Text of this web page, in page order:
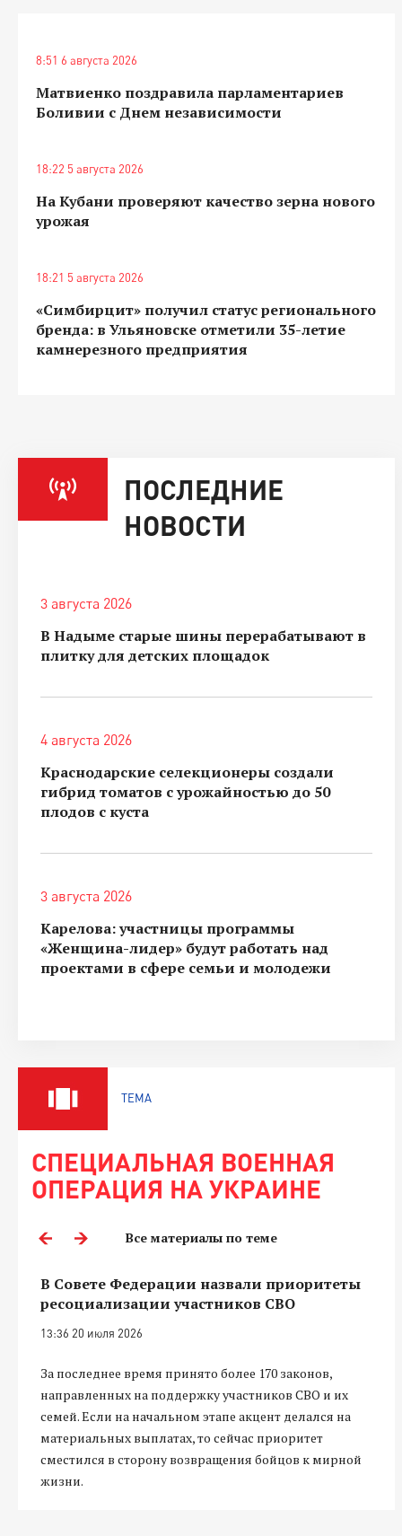
8:51 6 августа 2026
Матвиенко поздравила парламентариев
Боливии с Днем независимости
18:22 5 августа 2026
На Кубани проверяют качество зерна нового
урожая
18:21 5 августа 2026
«Симбирцит» получил статус регионального
бренда: в Ульяновске отметили 35-летие
камнерезного предприятия
ПОСЛЕДНИЕ
НОВОСТИ
3 августа 2026
В Надыме старые шины перерабатывают в
плитку для детских площадок
4 августа 2026
Краснодарские селекционеры создали
гибрид томатов с урожайностью до 50
плодов с куста
3 августа 2026
Карелова: участницы программы
«Женщина-лидер» будут работать над
проектами в сфере семьи и молодежи
ТЕМА
СПЕЦИАЛЬНАЯ ВОЕННАЯ
ОПЕРАЦИЯ НА УКРАИНЕ
Все материалы по теме
В Совете Федерации назвали приоритеты
ресоциализации участников СВО
13:36 20 июля 2026
За последнее время принято более 170 законов,
направленных на поддержку участников СВО и их
семей. Если на начальном этапе акцент делался на
материальных выплатах, то сейчас приоритет
сместился в сторону возвращения бойцов к мирной
жизни.